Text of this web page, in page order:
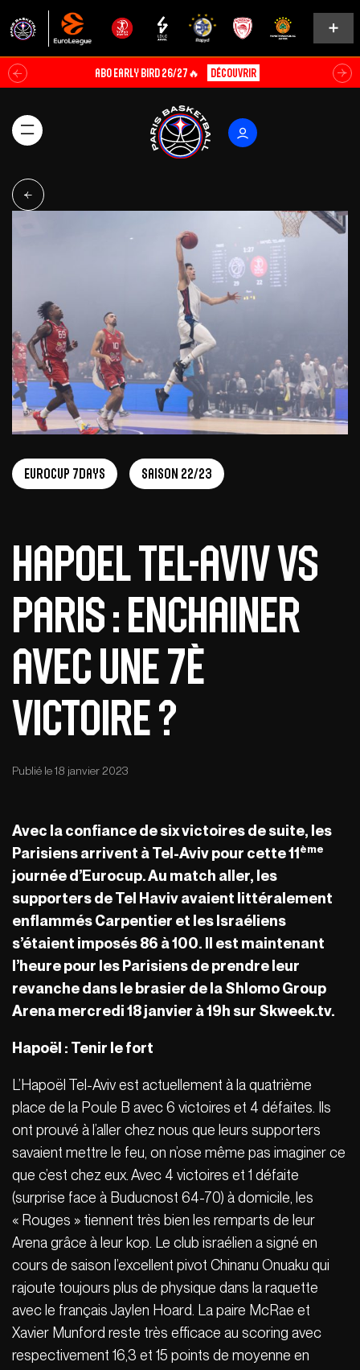
ABO EARLY BIRD 26/27🔥 Découvrir
EuroCup 7Days Saison 22/23
Hapoel Tel-Aviv vs
Paris : enchainer
avec une 7è
victoire ?
Publié le 18 janvier 2023
Avec la confiance de six victoires de suite, les
Parisiens arrivent à Tel-Aviv pour cette 11 ème
journée d’Eurocup. Au match aller, les
supporters de Tel Haviv avaient littéralement
enflammés Carpentier et les Israéliens
s’étaient imposés 86 à 100. Il est maintenant
l’heure pour les Parisiens de prendre leur
revanche dans le brasier de la Shlomo Group
Arena mercredi 18 janvier à 19h sur Skweek.tv.
Hapoël : Tenir le fort
L’Hapoël Tel-Aviv est actuellement à la quatrième
place de la Poule B avec 6 victoires et 4 défaites. Ils
ont prouvé à l’aller chez nous que leurs supporters
savaient mettre le feu, on n’ose même pas imaginer ce
que c’est chez eux. Avec 4 victoires et 1 défaite
(surprise face à Buducnost 64-70) à domicile, les
« Rouges » tiennent très bien les remparts de leur
Arena grâce à leur kop. Le club israélien a signé en
cours de saison l’excellent pivot Chinanu Onuaku qui
rajoute toujours plus de physique dans la raquette
avec le français Jaylen Hoard. La paire McRae et
Xavier Munford reste très efficace au scoring avec
respectivement 16,3 et 15 points de moyenne en